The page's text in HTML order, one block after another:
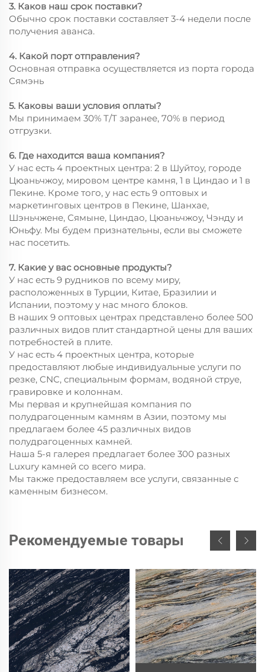
3. Каков наш срок поставки?
Обычно срок поставки составляет 3-4 недели после
получения аванса.
4. Какой порт отправления?
Основная отправка осуществляется из порта города
Сямэнь
5. Каковы ваши условия оплаты?
Мы принимаем 30% T/T заранее, 70% в период
отгрузки.
6. Где находится ваша компания?
У нас есть 4 проектных центра: 2 в Шуйтоу, городе
Цюаньчжоу, мировом центре камня, 1 в Циндао и 1 в
Пекине. Кроме того, у нас есть 9 оптовых и
маркетинговых центров в Пекине, Шанхае,
Шэньчжене, Сямыне, Циндао, Цюаньчжоу, Чэнду и
Юньфу. Мы будем признательны, если вы сможете
нас посетить.
7. Какие у вас основные продукты?
У нас есть 9 рудников по всему миру,
расположенных в Турции, Китае, Бразилии и
Испании, поэтому у нас много блоков.
В наших 9 оптовых центрах представлено более 500
различных видов плит стандартной цены для ваших
потребностей в плите.
У нас есть 4 проектных центра, которые
предоставляют любые индивидуальные услуги по
резке, CNC, специальным формам, водяной струе,
гравировке и колоннам.
Мы первая и крупнейшая компания по
полудрагоценным камням в Азии, поэтому мы
предлагаем более 45 различных видов
полудрагоценных камней.
Наша 5-я галерея предлагает более 300 разных
Luxury камней со всего мира.
Мы также предоставляем все услуги, связанные с
каменным бизнесом.
Рекомендуемые товары